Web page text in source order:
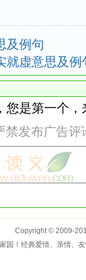
及例句
就虚意思及例
您是第一个，
禁发布广告评
Copyright © 2009-
园！经典爱情、亲情、